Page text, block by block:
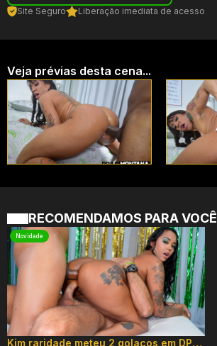
Site Seguro Liberação imediata de acesso
Veja prévias desta cena...
RECOMENDAMOS PARA VOCÊ
Novidade
Kim raridade meteu 2 golaços em DP hard!